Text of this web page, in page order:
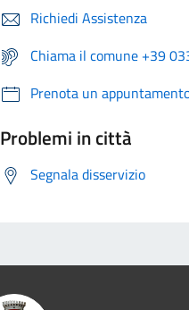
Richiedi Assistenza
Chiama il comune +39
Prenota un
Problemi in città
Segnala disservizio